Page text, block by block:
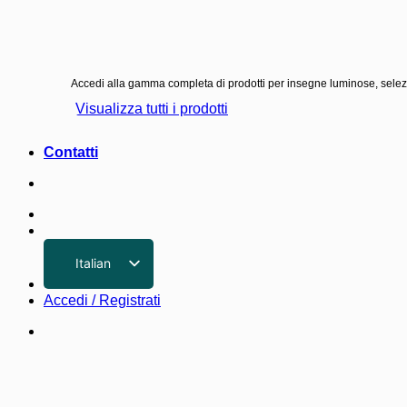
Accedi alla gamma completa di prodotti per insegne luminose,
Visualizza tutti i prodotti
Contatti
Italian
English
Accedi / Registrati